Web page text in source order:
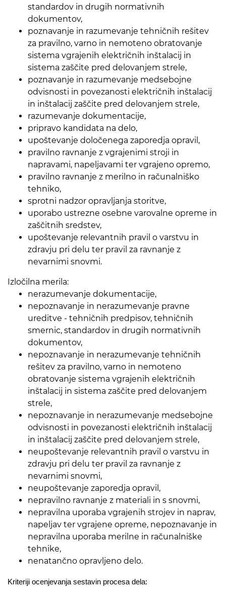
standardov in drugih normativnih
dokumentov,
poznavanje in razumevanje tehničnih rešitev
za pravilno, varno in nemoteno obratovanje
sistema vgrajenih električnih inštalacij in
sistema zaščite pred delovanjem strele,
poznavanje in razumevanje medsebojne
odvisnosti in povezanosti električnih inštalacij
in inštalacij zaščite pred delovanjem strele,
razumevanje dokumentacije,
pripravo kandidata na delo,
upoštevanje določenega zaporedja opravil,
pravilno ravnanje z vgrajenimi stroji in
napravami, napeljavami ter vgrajeno opremo,
pravilno ravnanje z merilno in računalniško
tehniko,
sprotni nadzor opravljanja storitve,
uporabo ustrezne osebne varovalne opreme in
zaščitnih sredstev,
upoštevanje relevantnih pravil o varstvu in
zdravju pri delu ter pravil za ravnanje z
nevarnimi snovmi.
Izločilna merila:
nerazumevanje dokumentacije,
nepoznavanje in nerazumevanje pravne
ureditve - tehničnih predpisov, tehničnih
smernic, standardov in drugih normativnih
dokumentov,
nepoznavanje in nerazumevanje tehničnih
rešitev za pravilno, varno in nemoteno
obratovanje sistema vgrajenih električnih
inštalacij in sistema zaščite pred delovanjem
strele,
nepoznavanje in nerazumevanje medsebojne
odvisnosti in povezanosti električnih inštalacij
in inštalacij zaščite pred delovanjem strele,
neupoštevanje relevantnih pravil o varstvu in
zdravju pri delu ter pravil za ravnanje z
nevarnimi snovmi,
neupoštevanje zaporedja opravil,
nepravilno ravnanje z materiali in s snovmi,
nepravilna uporaba vgrajenih strojev in naprav,
napeljav ter vgrajene opreme, nepoznavanje in
nepravilna uporaba merilne in računalniške
tehnike,
nenatančno opravljeno delo.
Kriteriji ocenjevanja sestavin procesa dela: